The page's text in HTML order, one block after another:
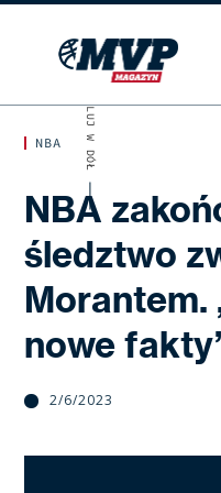
NBA
NBA
śledztwo
Morantem.
nowe
2/6/2023
SKROLUJ W DÓŁ